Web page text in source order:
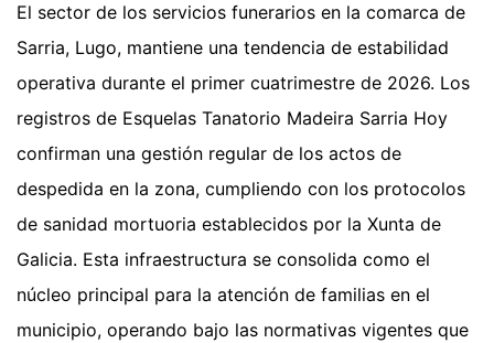
El sector de los servicios funerarios en la comarca de
Sarria, Lugo, mantiene una tendencia de estabilidad
operativa durante el primer cuatrimestre de 2026. Los
registros de Esquelas Tanatorio Madeira Sarria Hoy
confirman una gestión regular de los actos de
despedida en la zona, cumpliendo con los protocolos
de sanidad mortuoria establecidos por la Xunta de
Galicia. Esta infraestructura se consolida como el
núcleo principal para la atención de familias en el
municipio, operando bajo las normativas vigentes que